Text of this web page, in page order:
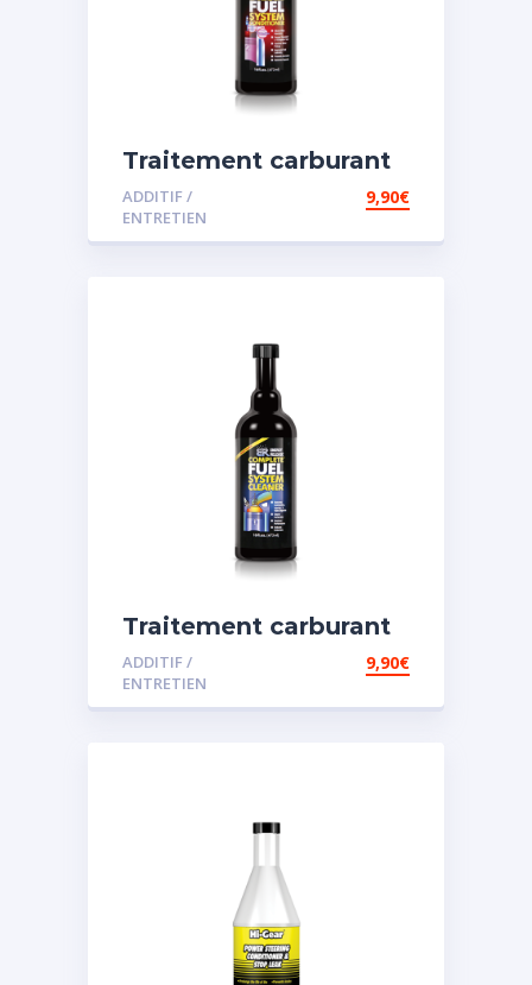
Traitement carburant
spécial diesel
ADDITIF /
ENTRETIEN
9,90€
Traitement carburant
diesel et essence
ADDITIF /
ENTRETIEN
9,90€